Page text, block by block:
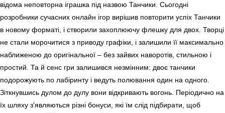
відома неповторна іграшка під назвою Танчики. Сьогодні
розробники сучасних онлайн ігор вирішив повторити успіх Танчики
в новому форматі, і створили захоплюючу флешку для двох. Творці
не стали морочитися з приводу графіки, і залишили її максимально
наближеною до оригінальної – без зайвих наворотів, стильною і
простий. Та й сенс гри залишився незмінним: двоє танчики
подорожують по лабіринту і ведуть полювання один на одного.
Зіткнувшись дулом до дулу вони відкривають вогонь. Періодично на
їх шляху з'являються різні бонуси, які їм слід підбирати, щоб